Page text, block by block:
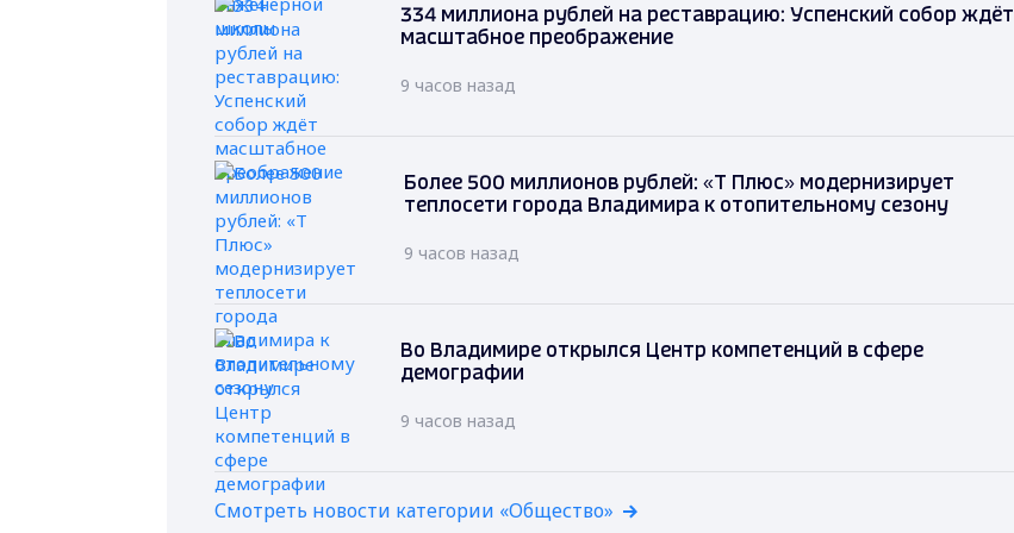
334 миллиона рублей на реставрацию: Успенский собор ждёт
масштабное преображение
9 часов назад
Более 500 миллионов рублей: «Т Плюс» модернизирует
теплосети города Владимира к отопительному сезону
9 часов назад
Во Владимире открылся Центр компетенций в сфере
демографии
9 часов назад
Смотреть новости категории «Общество»